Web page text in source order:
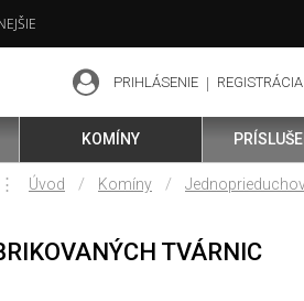
KOMÍNY
PRIHLÁSENIE REGISTRÁCIA
⋮ Úvod / Komíny /
TVÁRNIC